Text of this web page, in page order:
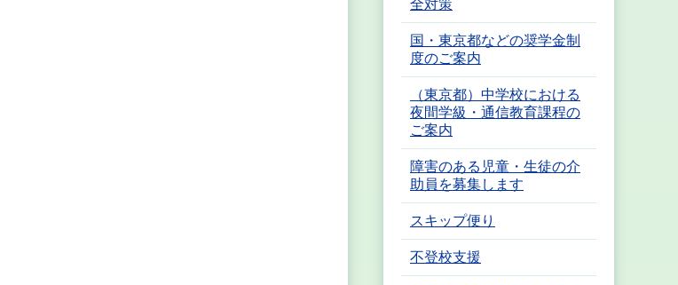
全対策
国・東京都などの奨学金制
度のご案内
（東京都）中学校における
夜間学級・通信教育課程の
ご案内
障害のある児童・生徒の介
助員を募集します
スキップ便り
不登校支援